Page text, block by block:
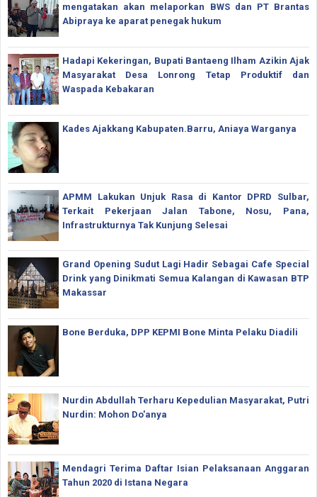
mengatakan akan melaporkan BWS dan PT Brantas
Abipraya ke aparat penegak hukum
Hadapi Kekeringan, Bupati Bantaeng Ilham Azikin Ajak
Masyarakat Desa Lonrong Tetap Produktif dan
Waspada Kebakaran
Kades Ajakkang Kabupaten.Barru, Aniaya Warganya
APMM Lakukan Unjuk Rasa di Kantor DPRD Sulbar,
Terkait Pekerjaan Jalan Tabone, Nosu, Pana,
Infrastrukturnya Tak Kunjung Selesai
Grand Opening Sudut Lagi Hadir Sebagai Cafe Special
Drink yang Dinikmati Semua Kalangan di Kawasan BTP
Makassar
Bone Berduka, DPP KEPMI Bone Minta Pelaku Diadili
Nurdin Abdullah Terharu Kepedulian Masyarakat, Putri
Nurdin: Mohon Do'anya
Mendagri Terima Daftar Isian Pelaksanaan Anggaran
Tahun 2020 di Istana Negara